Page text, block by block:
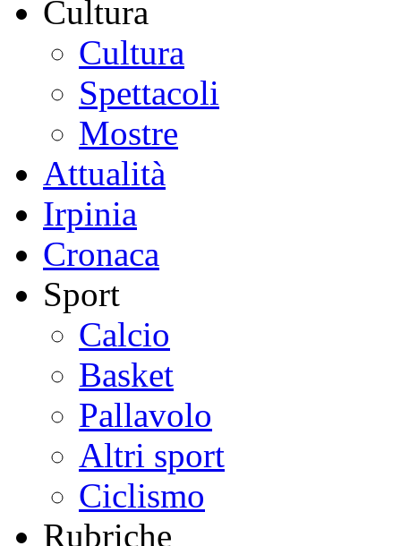
Cultura
Cultura
Spettacoli
Mostre
Attualità
Irpinia
Cronaca
Sport
Calcio
Basket
Pallavolo
Altri sport
Ciclismo
Rubriche